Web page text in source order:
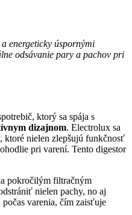
energeticky úspornými
odsávanie pary a pachov pri
ktorý sa spája s
dizajnom. Electrolux sa
ktoré nielen zlepšujú funkčnosť
pri varení. Tento digestor
pokročilým filtračným
nielen pachy, no aj
varenia, čím zaisťuje